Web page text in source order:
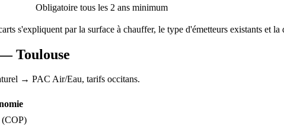
Obligatoire tous les 2 ans minimum
s'expliquent par la surface à chauffer, le type d'émetteurs existants et
—Toulouse
→ PAC Air/Eau, tarifs occitans.
(COP)